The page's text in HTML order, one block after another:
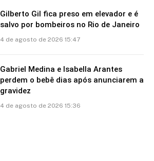
Gilberto Gil fica preso em elevador e é
salvo por bombeiros no Rio de Janeiro
4 de agosto de 2026 15:47
Gabriel Medina e Isabella Arantes
perdem o bebê dias após anunciarem a
gravidez
4 de agosto de 2026 15:36